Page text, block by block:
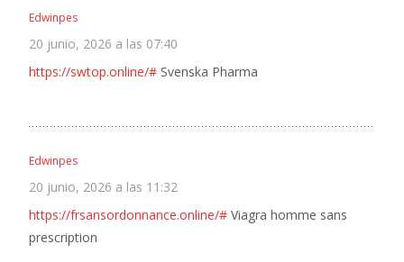
Edwinpes
20 junio, 2026 a las 07:40
https://swtop.online/# Svenska Pharma
Edwinpes
20 junio, 2026 a las 11:32
https://frsansordonnance.online/# Viagra homme sans
prescription